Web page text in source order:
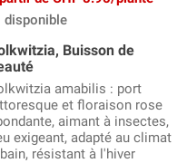
disponible
Buisson de
amabilis : port
et floraison rose
aimant à insectes,
exigeant, adapté au climat
résistant à l'hiver